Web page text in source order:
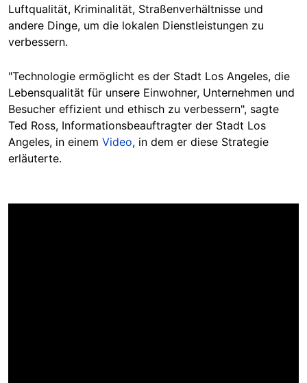
Luftqualität, Kriminalität, Straßenverhältnisse und
andere Dinge, um die lokalen Dienstleistungen zu
verbessern.
"Technologie ermöglicht es der Stadt Los Angeles, die
Lebensqualität für unsere Einwohner, Unternehmen und
Besucher effizient und ethisch zu verbessern", sagte
Ted Ross, Informationsbeauftragter der Stadt Los
Angeles, in einem Video, in dem er diese Strategie
erläuterte.